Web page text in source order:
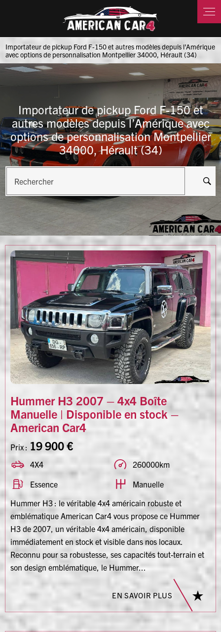
Importateur de pickup Ford F-150 et autres modèles depuis l’Amérique
avec options de personnalisation Montpellier 34000, Hérault (34)
Importateur de pickup Ford F-150 et
autres modèles depuis l’Amérique avec
options de personnalisation Montpellier
34000, Hérault (34)
Rechercher
Hummer H3 2007 – 4x4 Boîte
Manuelle | Disponible en stock –
American Car4
Prix : 19 900 €
4X4
260000km
Essence
Manuelle
Hummer H3 : le véritable 4x4 américain robuste et
emblématique American Car4 vous propose ce Hummer
H3 de 2007, un véritable 4x4 américain, disponible
immédiatement en stock et visible dans nos locaux.
Reconnu pour sa robustesse, ses capacités tout-terrain et
son design emblématique, le Hummer...
EN SAVOIR PLUS
Panneau de gestion des cookies